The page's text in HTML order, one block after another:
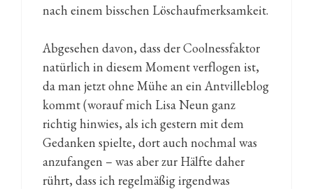
nach einem bisschen Löschaufmerksamkeit.
Abgesehen davon, dass der Coolnessfaktor
natürlich in diesem Moment verflogen ist,
da man jetzt ohne Mühe an ein Antvilleblog
kommt (worauf mich Lisa Neun ganz
richtig hinwies, als ich gestern mit dem
Gedanken spielte, dort auch nochmal was
anzufangen – was aber zur Hälfte daher
rührt, dass ich regelmäßig irgendwas